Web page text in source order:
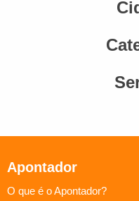
Apontador
O que é o Apontador?